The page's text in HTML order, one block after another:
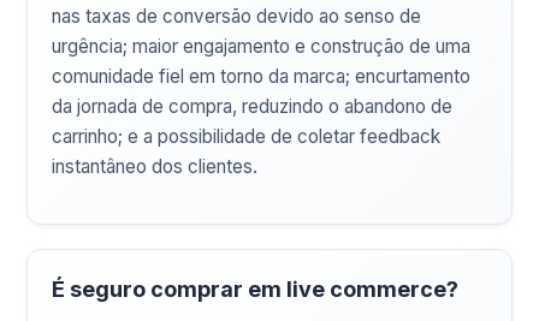
nas taxas de conversão devido ao senso de
urgência; maior engajamento e construção de uma
comunidade fiel em torno da marca; encurtamento
da jornada de compra, reduzindo o abandono de
carrinho; e a possibilidade de coletar feedback
instantâneo dos clientes.
É seguro comprar em live commerce?